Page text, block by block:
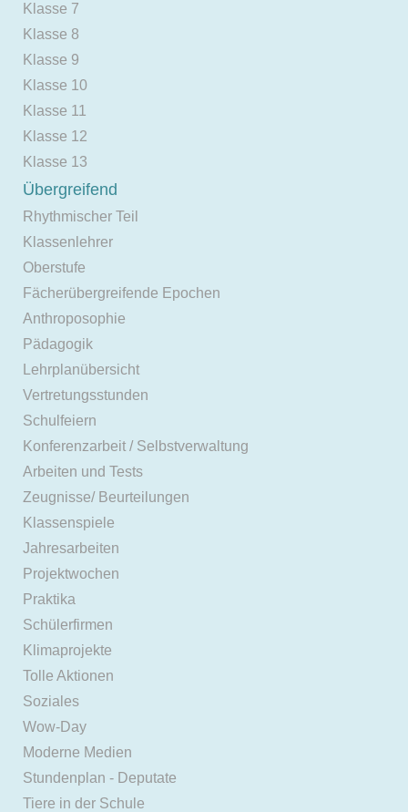
Klasse 7
Klasse 8
Klasse 9
Klasse 10
Klasse 11
Klasse 12
Klasse 13
Übergreifend
Rhythmischer Teil
Klassenlehrer
Oberstufe
Fächerübergreifende Epochen
Anthroposophie
Pädagogik
Lehrplanübersicht
Vertretungsstunden
Schulfeiern
Konferenzarbeit / Selbstverwaltung
Arbeiten und Tests
Zeugnisse/ Beurteilungen
Klassenspiele
Jahresarbeiten
Projektwochen
Praktika
Schülerfirmen
Klimaprojekte
Tolle Aktionen
Soziales
Wow-Day
Moderne Medien
Stundenplan - Deputate
Tiere in der Schule